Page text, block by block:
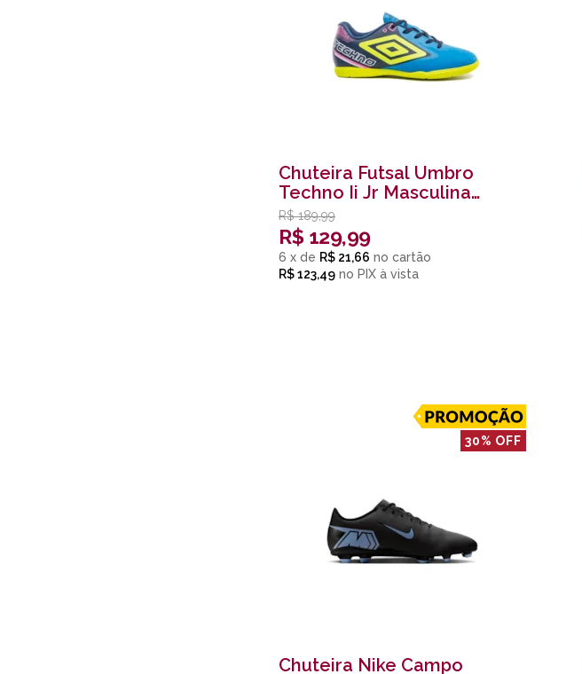
Chuteira Futsal Umbro
Techno Ii Jr Masculina
Cloisonne
R$ 189,99
R$ 129,99
6 x de R$ 21,66
R$ 123,49 no PIX
30% OFF
Chuteira Nike Campo